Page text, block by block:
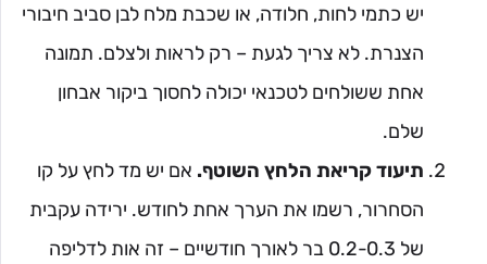
יש כתמי לחות, חלודה, או שכבת מלח לבן סביב חיבורי
הצנרת. לא צריך לגעת – רק לראות ולצלם. תמונה
אחת ששולחים לטכנאי יכולה לחסוך ביקור אבחון
שלם.
תיעוד קריאת הלחץ השוטף. אם יש מד לחץ על קו
הסחרור, רשמו את הערך אחת לחודש. ירידה עקבית
של 0.2-0.3 בר לאורך חודשיים – זה אות לדליפה